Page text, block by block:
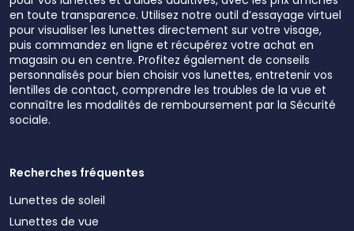
en toute transparence. Utilisez notre outil d’essayage virtuel
pour visualiser les lunettes directement sur votre visage,
puis commandez en ligne et récupérez votre achat en
magasin ou en centre. Profitez également de conseils
personnalisés pour bien choisir vos lunettes, entretenir vos
lentilles de contact, comprendre les troubles de la vue et
connaître les modalités de remboursement par la Sécurité
sociale.
Recherches fréquentes
Lunettes de soleil
Lunettes de vue